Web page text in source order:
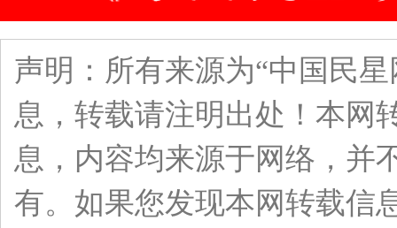
声明：所有来源为“中国民
息，转载请注明出处！本网
息，内容均来源于网络，并
有。如果您发现本网转载信